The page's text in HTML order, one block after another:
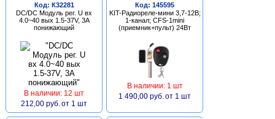
Код: К32281
DC/DC Модуль рег. U вх
4.0~40 вых 1.5-37V, 3A
понижающий
В наличии: 12 шт
212,00 руб. от 1 шт
Код: 145595
KIT-Радиореле-мини 3,7-12В;
1-канал; CFS-1mini
(приемник+пульт) 24Вт
В наличии: 1 шт
1 490,00 руб. от 1 шт